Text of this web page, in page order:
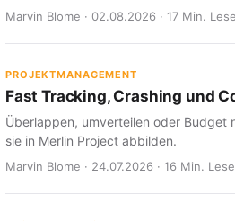
Marvin Blome · 02.08.2026 · 17 Min.
PROJEKTMANAGEMENT
Fast Tracking, Crashing und
Überlappen, umverteilen oder Budget
sie in Merlin Project abbilden.
Marvin Blome · 24.07.2026 · 16 Min.